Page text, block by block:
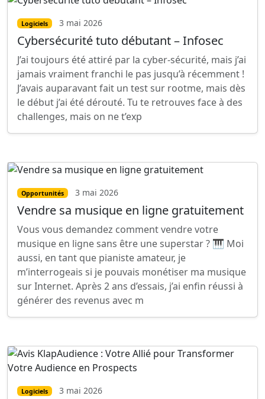
Logiciels 3 mai 2026
Cybersécurité tuto débutant – Infosec
J’ai toujours été attiré par la cyber-sécurité, mais j’ai
jamais vraiment franchi le pas jusqu’à récemment !
J’avais auparavant fait un test sur rootme, mais dès
le début j’ai été dérouté. Tu te retrouves face à des
challenges, mais on ne t’exp
Opportunités 3 mai 2026
Vendre sa musique en ligne gratuitement
Vous vous demandez comment vendre votre
musique en ligne sans être une superstar ? 🎹 Moi
aussi, en tant que pianiste amateur, je
m’interrogeais si je pouvais monétiser ma musique
sur Internet. Après 2 ans d’essais, j’ai enfin réussi à
générer des revenus avec m
Logiciels 3 mai 2026